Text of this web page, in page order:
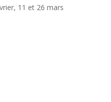
11 et 26 mars
S.A.H.O.
1993